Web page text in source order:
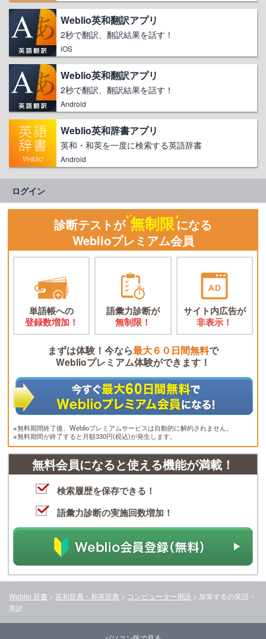
Weblio英和翻訳アプリ
2秒で翻訳、翻訳結果を話す！
iOS
Weblio英和翻訳アプリ
2秒で翻訳、翻訳結果を話す！
Android
Weblio英和辞書アプリ
英和・和英を一度に検索する英語辞書
Android
ログイン
診断テストが 無制限になる
Weblioプレミアム会員
単語帳への
登録数増加！
語彙力診断が
無制限！
サイト内広告が
非表示！
まずは体験！今なら最大６０日間無料で
Weblioプレミアム体験ができます！
※無料期間終了後、Weblioプレミアムサービスは自動的に解約されません。
※無料期間が終了すると月額330円(税込)が発生します。
無料会員になると使える機能が満載！
検索履歴を保存できる！
語彙力診断の実施回数増加！
Weblio 辞書 > 英和辞典・和英辞典 > コンピューター用語 > 加算するの英語・
英訳